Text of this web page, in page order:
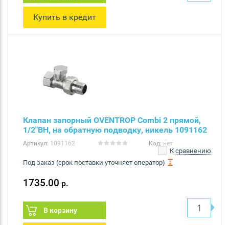
Купить в кредит
Клапан запорный OVENTROP Combi 2 прямой,
1/2"ВН, на обратную подводку, никель 1091162
Артикул: 1091162 Код: нет
К сравнению
Под заказ (срок поставки уточняет оператор)
1735.00 р.
В корзину